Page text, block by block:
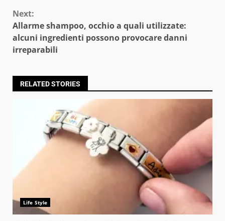
Next:
Allarme shampoo, occhio a quali utilizzate:
alcuni ingredienti possono provocare danni
irreparabili
RELATED STORIES
Life Style